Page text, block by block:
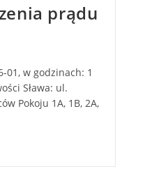
prądu
01, w godzinach: 1
Sława: ul.
Pokoju 1A, 1B, 2A,